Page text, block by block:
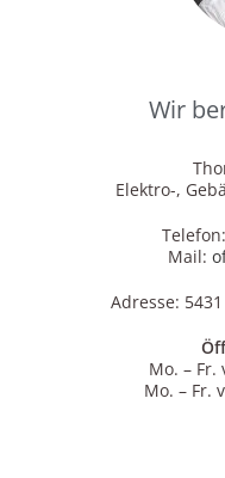
Wir
Elektro-,
Telefon:
Mail:
Adresse:
Mo. – Fr.
Mo. – Fr.